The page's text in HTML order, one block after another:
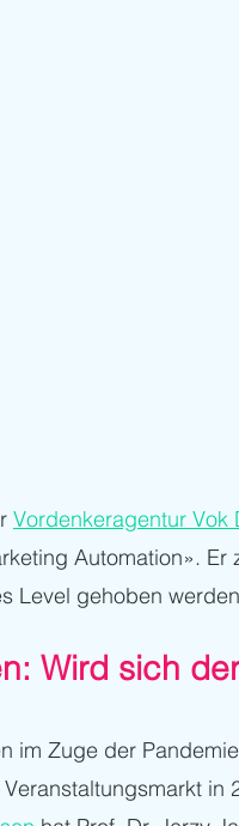
Vordenkeragentur Vok
Automation».
Level gehoben
Wird sich
im Zuge der
in